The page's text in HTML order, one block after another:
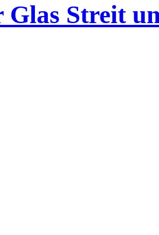
Glas Streit